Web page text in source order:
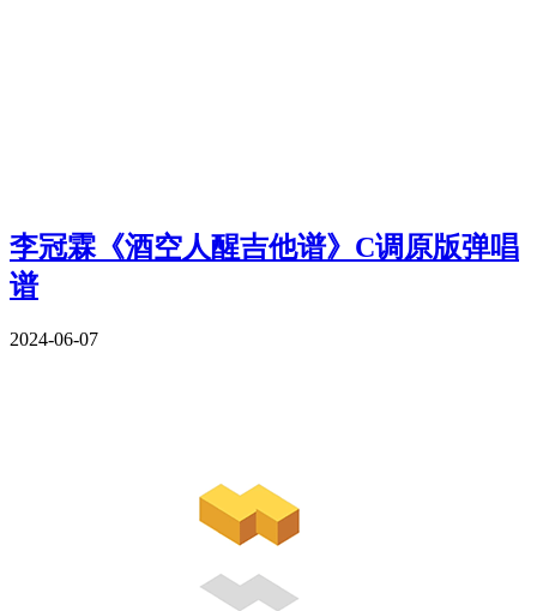
李冠霖《酒空人醒吉他谱》C调原版弹唱
谱
2024-06-07